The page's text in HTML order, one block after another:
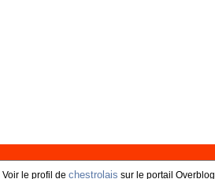
Voir le profil de chestrolais sur le portail Overblog